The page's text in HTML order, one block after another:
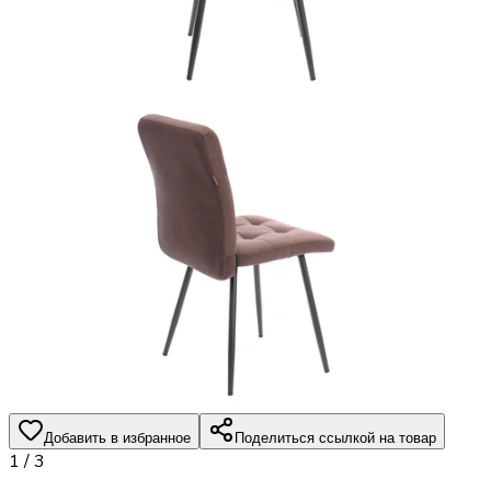
Добавить в избранное Поделиться ссылкой на товар
1 /3